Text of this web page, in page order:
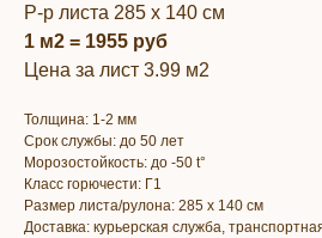
Р-р листа 285 х 140 см
1 м2 = 1955 руб
Цена за лист 3.99 м2
Толщина: 1-2 мм
Срок службы: до 50 лет
Морозостойкость: до -50 t°
Класс горючести: Г1
Размер листа/рулона: 285 х 140 см
Доставка: курьерская служба,